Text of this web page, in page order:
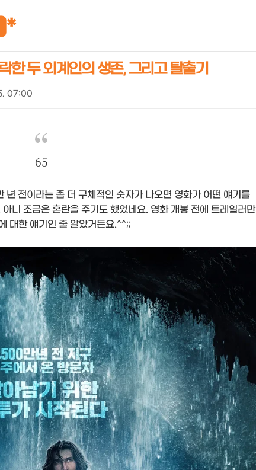
NEOEARLY*
두 외계인의 생존, 그리고 탈출기
07:00
65
전이라는 좀 더 구체적인 숫자가 나오면 영화가 어떤 얘기를
니 조금은 혼란을 주기도 했었네요. 영화 개봉 전에 트레일러만
대한 얘기인 줄 알았거든요.^^;;